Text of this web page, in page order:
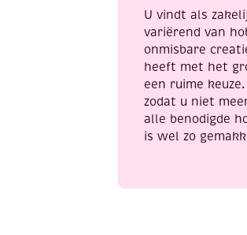
U vindt als
variërend van
onmisbare
heeft met het
een ruime
zodat u niet
alle benodigde
is wel zo